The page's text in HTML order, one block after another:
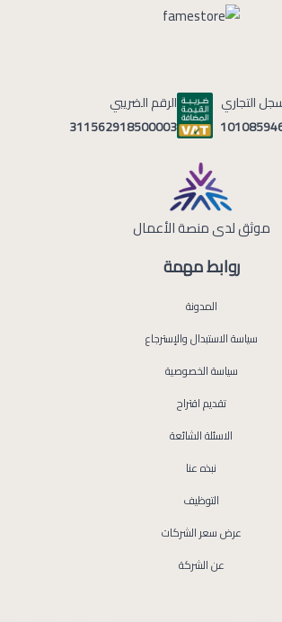
روابط مهمة
المدونة
سياسة الاستبدال والإسترجاع
سياسة الخصوصية
تقديم اقتراح
الاسئلة الشائعة
نبذه عنا
التوظيف
عرض سعر الشركات
عن الشركة
التجاري
الرقم الضريبي
311562918500003
موثق لدى منصة الأعمال